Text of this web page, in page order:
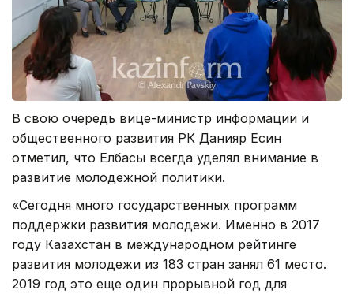
В свою очередь вице-министр информации и
общественного развития РК Данияр Есин
отметил, что Елбасы всегда уделял внимание в
развитие молодежной политики.
«Сегодня много государственных программ
поддержки развития молодежи. Именно в 2017
году Казахстан в международном рейтинге
развития молодежи из 183 стран занял 61 место.
2019 год это еще один прорывной год для